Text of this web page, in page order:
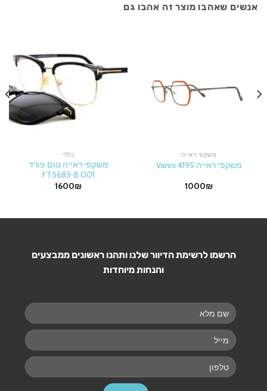
אנשים שאהבו מוצר זה אהבו גם
משקפי ראייה
משקפי ראייה 4195 Vanni
1000₪
כללי
משקפי ראייה טום פורד
FT5683-B 001
1600₪
הרשמו לרשימת הדיוור שלנו ותהנו ראשונים ממבצעים
והנחות מיוחדות